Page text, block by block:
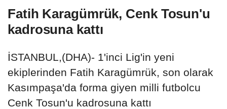
Fatih Karagümrük, Cenk Tosun'u
kadrosuna kattı
İSTANBUL,(DHA)- 1'inci Lig'in yeni
ekiplerinden Fatih Karagümrük, son olarak
Kasımpaşa'da forma giyen milli futbolcu
Cenk Tosun'u kadrosuna kattı